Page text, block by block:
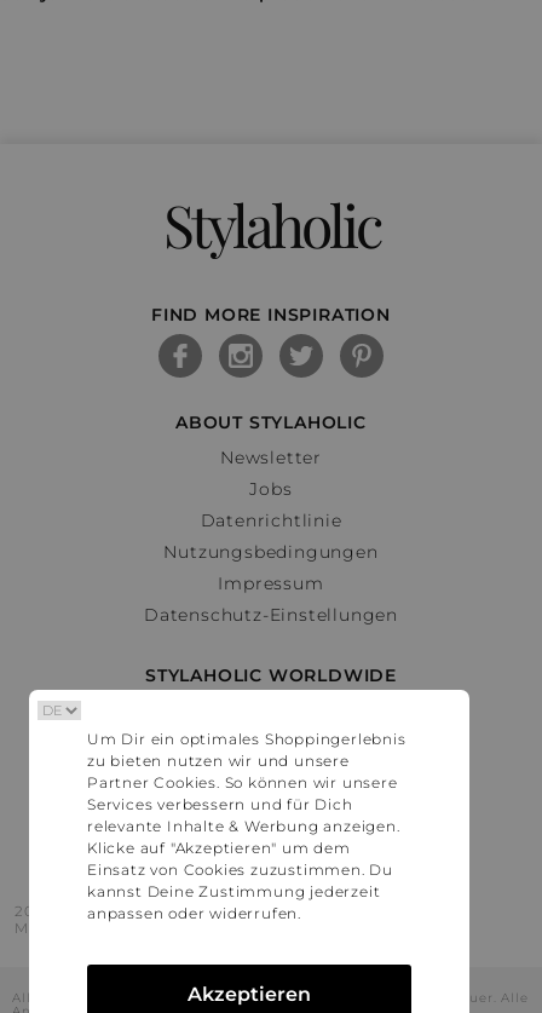
Stylaholic
FIND MORE INSPIRATION
ABOUT STYLAHOLIC
Newsletter
Jobs
Datenrichtlinie
Nutzungsbedingungen
Impressum
Datenschutz-Einstellungen
STYLAHOLIC WORLDWIDE
Österreich
Schweiz
France
United States
2016 - 2026 © Stylaholic.
Made for you with love in munich.
Alle Preise inkl. der jeweils geltenden gesetzlichen Mehrwertsteuer. Alle
Um Dir ein optimales Shoppingerlebnis
zu bieten nutzen wir und unsere
Partner Cookies. So können wir unsere
Services verbessern und für Dich
relevante Inhalte & Werbung anzeigen.
Klicke auf "Akzeptieren" um dem
Einsatz von Cookies zuzustimmen. Du
kannst Deine Zustimmung jederzeit
anpassen oder widerrufen.
Akzeptieren